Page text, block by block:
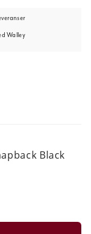
Walley
Black